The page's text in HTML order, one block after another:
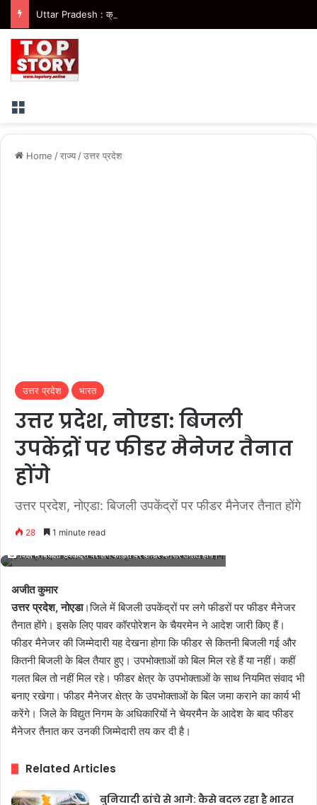
Menu
Home /राज्य /उत्तर प्रदेश
उत्तर प्रदेश भारत
उत्तर प्रदेश, नोएडा: बिजली
उपकेंद्रों पर फीडर मैनेजर तैनात
होंगे
उत्तर प्रदेश, नोएडा: बिजली उपकेंद्रों पर फीडर मैनेजर तैनात होंगे
28 1 minute read
जिले में बिजली उपकेंद्रों पर लगे फीडरों पर फीडर मैनेजर तैनात होंगे।
अजीत कुमार
उत्तर प्रदेश, नोएडा।जिले में बिजली उपकेंद्रों पर लगे फीडरों पर फीडर मैनेजर
तैनात होंगे। इसके लिए पावर कॉरपोरेशन के चैयरमेन ने आदेश जारी किए हैं।
फीडर मैनेजर की जिम्मेदारी यह देखना होगा कि फीडर से कितनी बिजली गई और
कितनी बिजली के बिल तैयार हुए। उपभोक्ताओं को बिल मिल रहे हैं या नहीं। कहीं
गलत बिल तो नहीं मिल रहे। फीडर क्षेत्र के उपभोक्ताओं के साथ नियमित संवाद भी
बनाए रखेगा। फीडर मैनेजर क्षेत्र के उपभोक्ताओं के बिल जमा कराने का कार्य भी
करेंगे। जिले के विद्युत निगम के अधिकारियों ने चेयरमैन के आदेश के बाद फीडर
मैनेजर तैनात कर उनकी जिम्मेदारी तय कर दी है।
Related Articles
बुनियादी ढांचे से आगे: कैसे बदल रहा है भारत